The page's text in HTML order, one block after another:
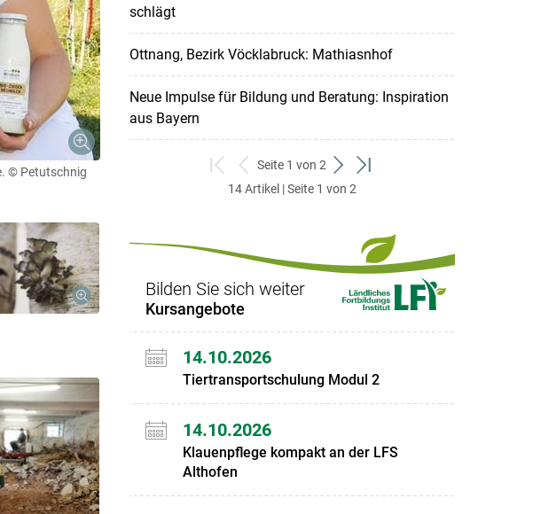
© Petutschnig
schlägt
Ottnang, Bezirk Vöcklabruck: Mathiasnhof
Neue Impulse für Bildung und Beratung: Inspiration
aus Bayern
zum
ersten
zurück
zum
Seite 1 von 2
weiter
zum
zum
14 Artikel | Seite 1 von 2
Bilden Sie sich weiter
Kursangebote
14.10.2026
Tiertransportschulung Modul 2
14.10.2026
Klauenpflege kompakt an der LFS
Althofen